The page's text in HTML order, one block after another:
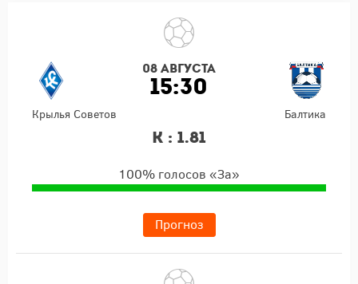
08 августа
15:30
Крылья Советов Балтика
К : 1.81
100% голосов «За»
Прогноз